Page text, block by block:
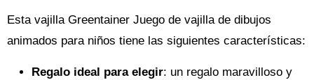
Esta vajilla Greentainer Juego de vajilla de dibujos
animados para niños tiene las siguientes características:
Regalo ideal para elegir: un regalo maravilloso y